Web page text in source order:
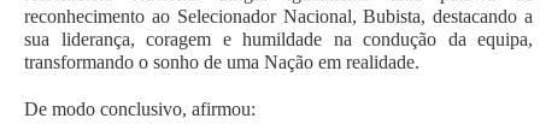
reconhecimento ao Selecionador Nacional, Bubista, destacando a
sua liderança, coragem e humildade na condução da equipa,
transformando o sonho de uma Nação em realidade.
De modo conclusivo, afirmou: